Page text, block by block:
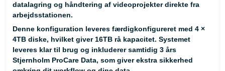
datalagring og håndtering af videoprojekter direkte fra
arbejdsstationen.
Denne konfiguration leveres færdigkonfigureret med 4 ×
4TB diske, hvilket giver 16TB rå kapacitet. Systemet
leveres klar til brug og inkluderer samtidig 3 års
Stjernholm ProCare Data, som giver ekstra sikkerhed